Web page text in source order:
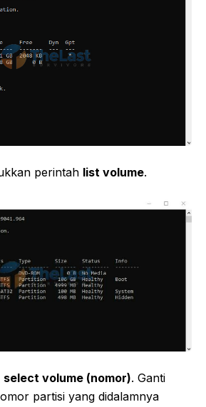
perintah list volume.
select volume (nomor). Ganti
partisi yang didalamnya